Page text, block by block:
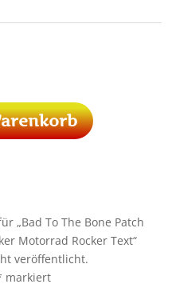
„Bad To The Bone Patch
Motorrad Rocker Text“
veröffentlicht.
markiert